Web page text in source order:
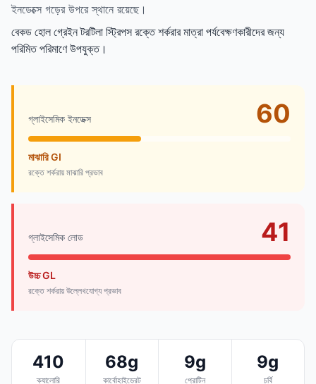
ইনডেক্সে গড়ের উপরে স্থানে রয়েছে।
বেকড হোল গ্রেইন টরটিলা স্ট্রিপস রক্তে শর্করার মাত্রা পর্যবেক্ষণকারীদের জন্য
পরিমিত পরিমাণে উপযুক্ত।
গ্লাইসেমিক ইনডেক্স 60
মাঝারি GI
রক্তে শর্করায় মাঝারি প্রভাব
গ্লাইসেমিক লোড 41
উচ্চ GL
রক্তে শর্করায় উল্লেখযোগ্য প্রভাব
410
ক্যালোরি
68g
কার্বোহাইড্রেট
9g
প্রোটিন
9g
চর্বি